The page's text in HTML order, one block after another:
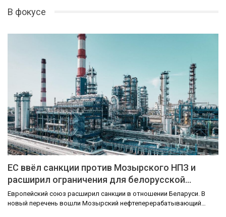
В фокусе
ЕС ввёл санкции против Мозырского НПЗ и
расширил ограничения для белорусской…
Европейский союз расширил санкции в отношении Беларуси. В
новый перечень вошли Мозырский нефтеперерабатывающий…